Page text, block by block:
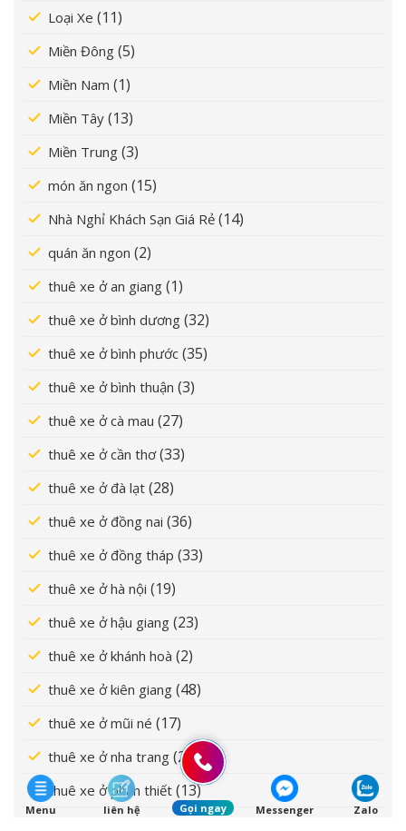
Loại Xe (11)
Miền Đông (5)
Miền Nam (1)
Miền Tây (13)
Miền Trung (3)
món ăn ngon (15)
Nhà Nghỉ Khách Sạn Giá Rẻ (14)
quán ăn ngon (2)
thuê xe ở an giang (1)
thuê xe ở bình dương (32)
thuê xe ở bình phước (35)
thuê xe ở bình thuận (3)
thuê xe ở cà mau (27)
thuê xe ở cần thơ(33)
thuê xe ở đà lạt (28)
thuê xe ở đồng nai (36)
thuê xe ở đồng tháp (33)
thuê xe ở hà nội (19)
thuê xe ở hậu giang (23)
thuê xe ở khánh hoà (2)
thuê xe ở kiên giang (48)
thuê xe ở mũi né (17)
thuê xe ở nha trang (20)
thuê xe ở phan thiết (13)
Menu liên hệ Gọi ngay Messenger Zalo